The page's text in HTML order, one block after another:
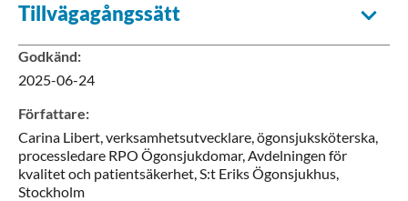
Tillvägagångssätt
Godkänd:
2025-06-24
Författare:
Carina Libert,verksamhetsutvecklare, ögonsjuksköterska,
processledare RPO Ögonsjukdomar,Avdelningen för
kvalitet och patientsäkerhet, S:t Eriks Ögonsjukhus,
Stockholm